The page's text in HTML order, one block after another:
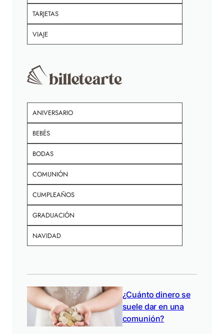
TARJETAS
VIAJE
ANIVERSARIO
BEBÉS
BODAS
COMUNIÓN
CUMPLEAÑOS
GRADUACIÓN
NAVIDAD
¿Cuánto dinero se
suele dar en una
comunión?